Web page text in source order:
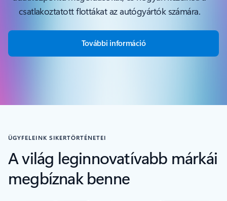
csatlakoztatott flottákat az autógyártók számára.
További információ
ÜGYFELEINK SIKERTÖRTÉNETEI
A világ leginnovatívabb márkái
megbíznak benne